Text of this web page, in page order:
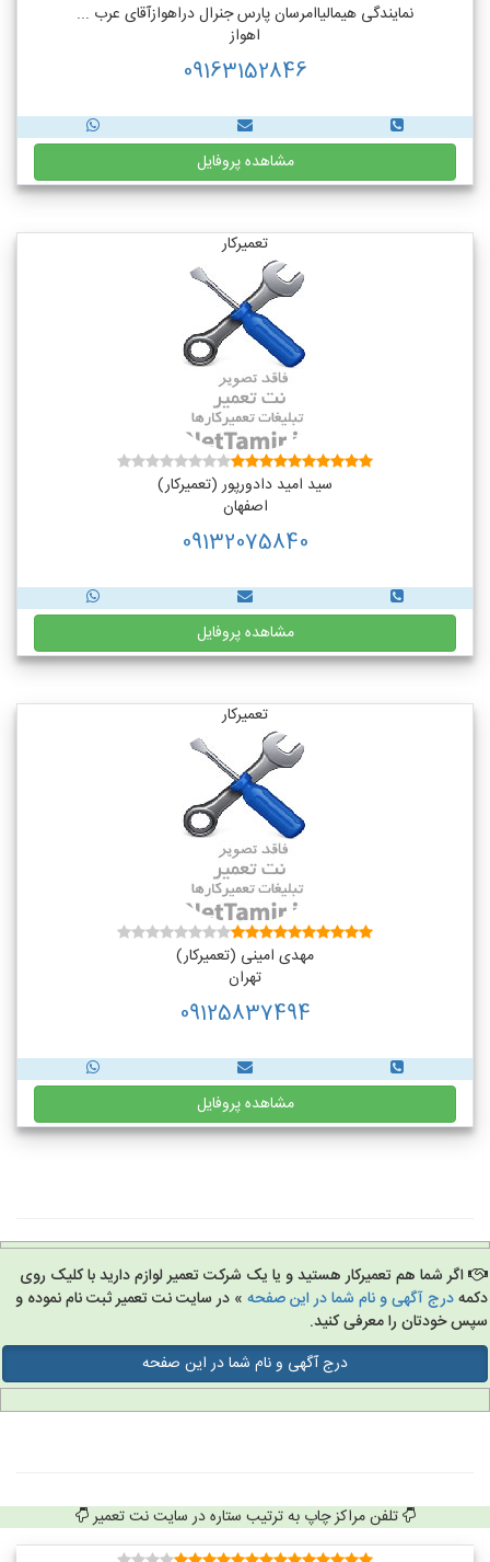
نمایندگی هیمالیاامرسان پارس جنرال دراهوازآقای عرب ...
اهواز
09163152846
مشاهده پروفایل
تعمیرکار
سید امید دادورپور (تعمیرکار)
اصفهان
09132075840
مشاهده پروفایل
تعمیرکار
مهدی امینی (تعمیرکار)
تهران
09125837494
مشاهده پروفایل
اگر شما هم تعمیرکار هستید و یا یک شرکت تعمیر لوازم دارید با کلیک روی
درج آگهی و نام شما در این صفحه» در سایت نت تعمیر ثبت نام نموده و
خودتان را معرفی کنید.
درج آگهی و نام شما در این صفحه
تلفن مراکز چاپ به ترتیب ستاره در سایت نت تعمیر